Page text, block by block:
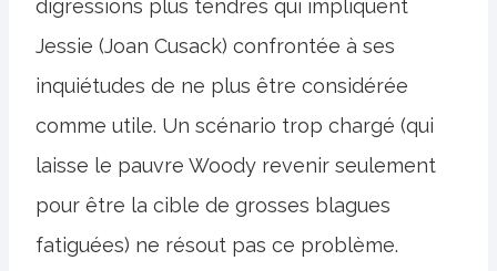
digressions plus tendres qui impliquent
Jessie (Joan Cusack) confrontée à ses
inquiétudes de ne plus être considérée
comme utile. Un scénario trop chargé (qui
laisse le pauvre Woody revenir seulement
pour être la cible de grosses blagues
fatiguées) ne résout pas ce problème.